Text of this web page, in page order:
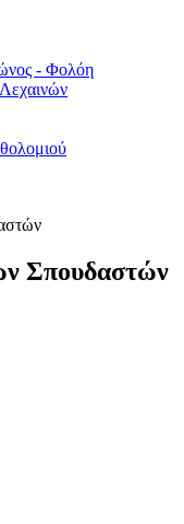
- Φολόη
Σπουδαστών